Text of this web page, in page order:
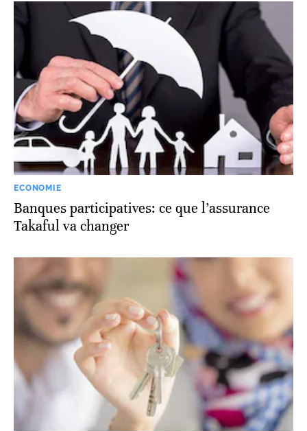
ECONOMIE
Banques participatives: ce que l’assurance
Takaful va changer